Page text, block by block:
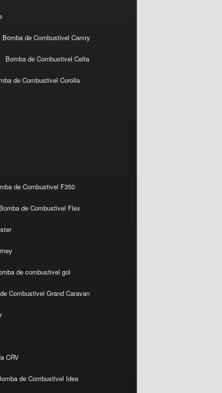
Bomba de Combustivel Camry
Bomba de Combustivel Celta
de Combustivel Corolla
de Combustivel F350
de Combustivel Flex
de combustivel gol
Combustivel Grand Caravan
CRV
de Combustivel Idea